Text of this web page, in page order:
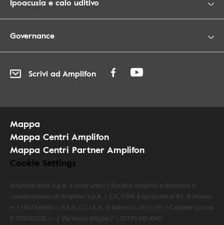
Ipoacusia e calo uditivo
Governance
Scrivi ad Amplifon
Mappa
Mappa Centri Amplifon
Mappa Centri Partner Amplifon
Cookie Settings
Amplifon Italia S.p.A. a socio unico | Società soggetta a direzione e
coordinamento di Amplifon S.p.A. | C.F., P.IVA e iscrizione al R.I. di Milano
n. 11567540965 | R.E.A. C.C.I.A.A. di Milano n. 2611191 | Capitale sociale
€ 100.000,00 i.v. | Via Vezza d’Oglio 7 – 20139 MILANO